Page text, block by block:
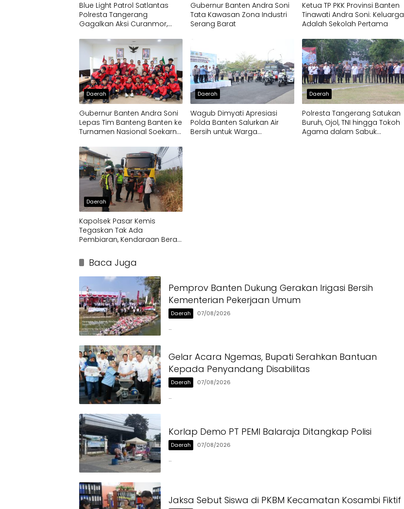
Blue Light Patrol Satlantas
Polresta Tangerang
Gagalkan Aksi Curanmor,
Gubernur Banten Andra Soni
Tata Kawasan Zona Industri
Serang Barat
Ketua TP PKK Provinsi Banten
Tinawati Andra Soni: Keluarga
Adalah Sekolah Pertama
Daerah
Gubernur Banten Andra Soni
Lepas Tim Banteng Banten ke
Turnamen Nasional Soekarno
Daerah
Wagub Dimyati Apresiasi
Polda Banten Salurkan Air
Bersih untuk Warga
Daerah
Polresta Tangerang Satukan
Buruh, Ojol, TNI hingga Tokoh
Agama dalam Sabuk
Daerah
Kapolsek Pasar Kemis
Tegaskan Tak Ada
Pembiaran, Kendaraan Berat
Ditertibkan
Baca Juga
Pemprov Banten Dukung Gerakan Irigasi Bersih
Kementerian Pekerjaan Umum
Daerah 07/08/2026
…
Gelar Acara Ngemas, Bupati Serahkan Bantuan
Kepada Penyandang Disabilitas
Daerah 07/08/2026
…
Korlap Demo PT PEMI Balaraja Ditangkap Polisi
Daerah 07/08/2026
…
Jaksa Sebut Siswa di PKBM Kecamatan Kosambi Fiktif